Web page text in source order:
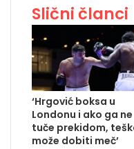
Slični članci
‘Hrgović boksa u
Londonu i ako ga ne
tuče prekidom,
može dobiti meč’